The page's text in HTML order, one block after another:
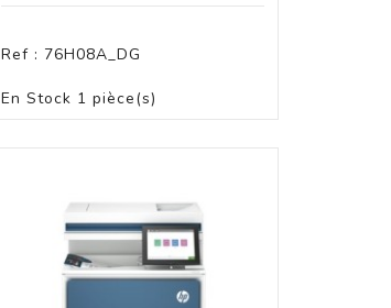
Ref : 76H08A_DG
En Stock 1 pièce(s)